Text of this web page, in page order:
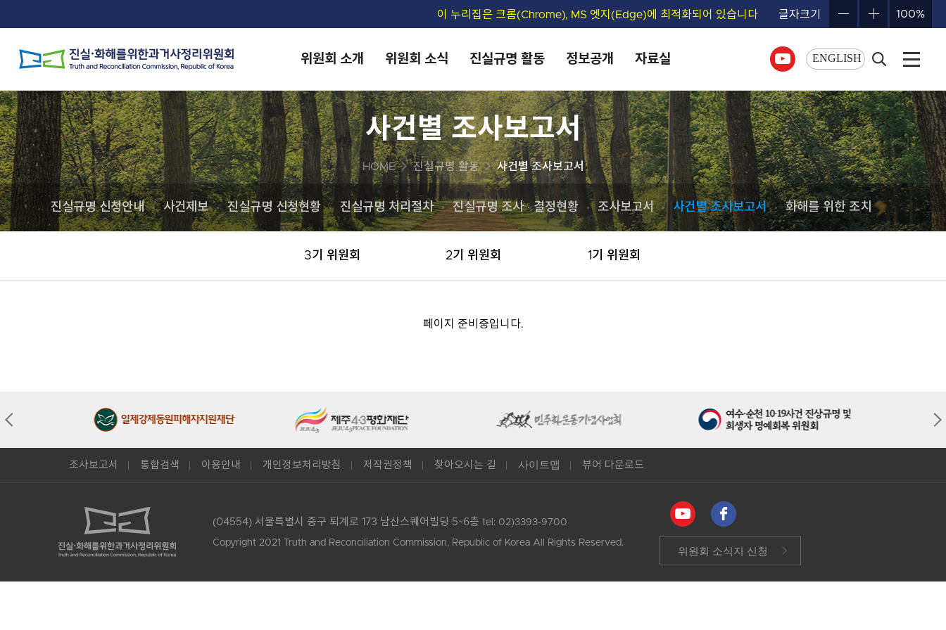
본문 바로가기
상단메뉴 바로가기
이 누리집은 크롬(Chrome), MS 엣지(Edge)에 최적화되어 있습니다 글자크기
위원회 소개 위원회 소식 진실규명 활동 정보공개 자료실 ENGLISH
사건별 조사보고서
HOME 진실규명 활동 사건별 조사보고서
진실규명 신청안내 사건제보 진실규명 신청현황 진실규명 처리절차 진실규명 조사 · 결정현황 조사보고서 사건별 조사보고서 화해를 위한 조치
3기 위원회 2기 위원회 1기 위원회
페이지 준비중입니다.
조사보고서 통합검색 이용안내 개인정보처리방침 저작권정책 찾아오시는 길 사이트맵 뷰어 다운로드
(04554) 서울특별시 중구 퇴계로 173 남산스퀘어빌딩 5~6층 tel: 02)3393-9700
Copyright 2021 Truth and Reconciliation Commission, Republic of Korea All Rights Reserved.
위원회 소식지 신청